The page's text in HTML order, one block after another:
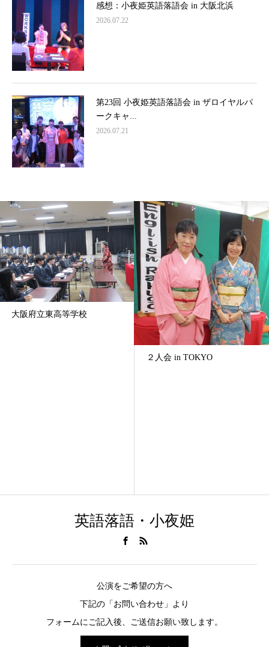
感想：小夜姫英語落語会 in 大阪北浜
2026.07.22
第23回 小夜姫英語落語会 in ザロイヤルパ
ークキャ...
2026.07.21
大阪府立東高等学校
２人会 in TOKYO
英語落語・小夜姫
公演をご希望の方へ
下記の「お問い合わせ」より
フォームにご記入後、ご送信お願い致します。